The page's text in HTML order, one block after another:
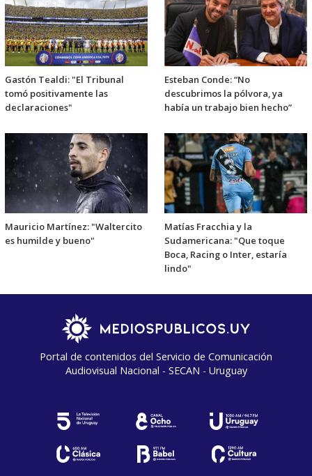
Gastón Tealdi: "El Tribunal
tomó positivamente las
declaraciones"
Esteban Conde: “No
descubrimos la pólvora, ya
había un trabajo bien hecho”
Mauricio Martínez: "Waltercito
es humilde y bueno"
Matías Fracchia y la
Sudamericana: "Que toque
Boca, Racing o Inter, estaría
lindo"
Portal de contenidos del Servicio de Comunicación
Audiovisual Nacional - SECAN - Uruguay